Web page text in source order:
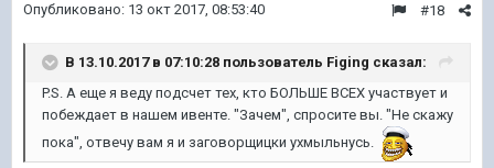
#18
Опубликовано: 13 окт 2017, 08:53:40
В 13.10.2017 в 07:10:28 пользователь Figing сказал:
P.S. А еще я веду подсчет тех, кто БОЛЬШЕ ВСЕХ участвует и
побеждает в нашем ивенте. "Зачем", спросите вы. "Не скажу
пока", отвечу вам я и заговорщицки ухмыльнусь.